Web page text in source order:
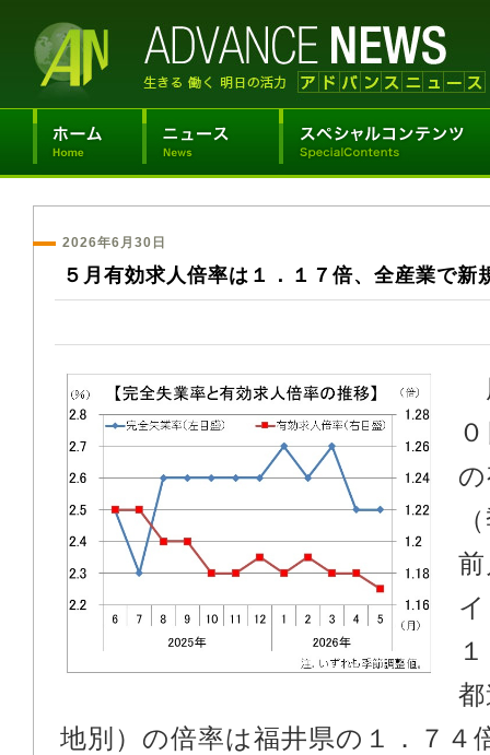
2026年6月30日
５月有効求人倍率は１．１７倍、全産業で新
地別）の倍率は福井県の１．７４